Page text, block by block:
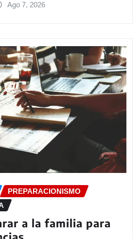
Ago 7, 2026
PREPARACIONISMO
a la familia para